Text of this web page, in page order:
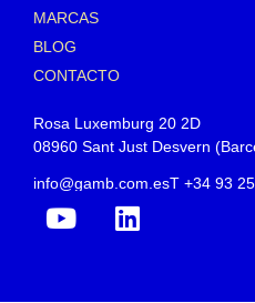
MARCAS
BLOG
CONTACTO
Rosa Luxemburg 20 2D
08960 Sant Just Desvern
info@gamb.com.esT +34 93